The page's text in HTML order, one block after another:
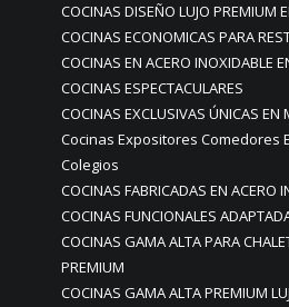
COCINAS DISEÑO LUJO PREMIUM
COCINAS ECONOMICAS PARA
COCINAS EN ACERO INOXIDABLE
COCINAS ESPECTACULARES
COCINAS EXCLUSIVAS ÚNICAS EN
Cocinas Expositores Comedores
Colegios
COCINAS FABRICADAS EN ACERO
COCINAS FUNCIONALES
COCINAS GAMA ALTA PARA
PREMIUM
COCINAS GAMA ALTA PREMIUM